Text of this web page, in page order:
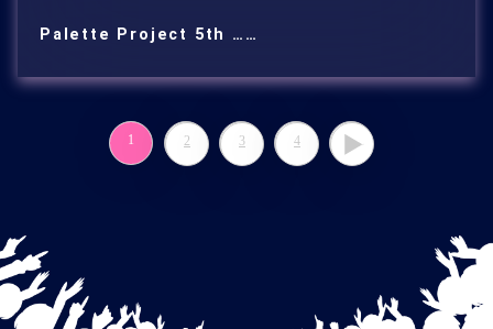
Palette Project 5th ……
1 2 3 4